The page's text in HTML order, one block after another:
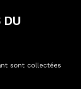
DU
sont collectées